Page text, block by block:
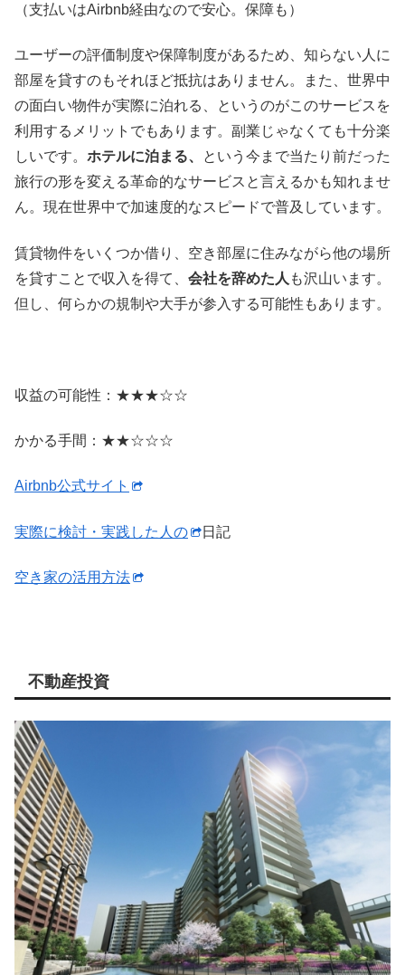
（支払いはAirbnb経由なので安心。保障も）
ユーザーの評価制度や保障制度があるため、知らない人に
部屋を貸すのもそれほど抵抗はありません。また、世界中
の面白い物件が実際に泊れる、というのがこのサービスを
利用するメリットでもあります。副業じゃなくても十分楽
しいです。 ホテルに泊まる、
という今まで当たり前だった
旅行の形を変える革命的なサービスと言えるかも知れませ
ん。現在世界中で加速度的なスピードで普及しています。
賃貸物件をいくつか借り、空き部屋に住みながら他の場所
を貸すことで収入を得て、 会社を辞めた人 も沢山います。
但し、何らかの規制や大手が参入する可能性もあります。
収益の可能性：★★★☆☆
かかる手間：★★☆☆☆
Airbnb公式サイト
実際に検討・実践した人の 日記
空き家の活用方法
不動産投資